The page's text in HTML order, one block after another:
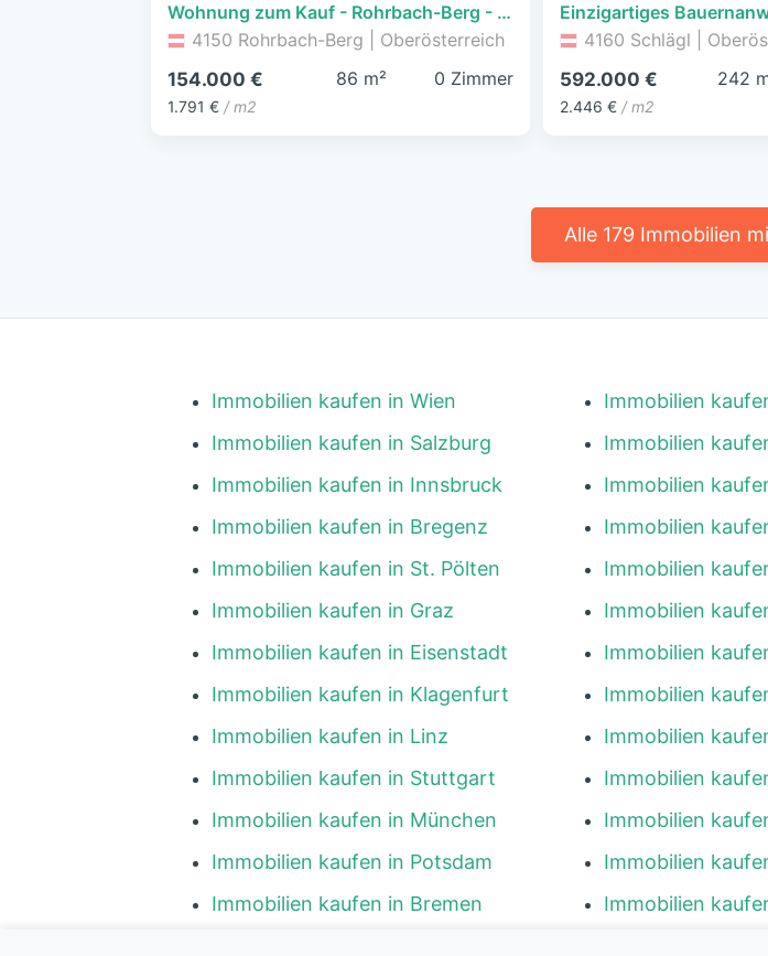
Wohnung zum Kauf - Rohrbach-Berg - 154.000 € - 86 m²
4150 Rohrbach-Berg | Oberösterreich
154.000 €
1.791 € / m2
86 m² 0 Zimmer
4160 Schlägl |
592.000 €
2.446 €/ m2
242
Alle 179 Immobilien
Immobilien kaufen in Wien
Immobilien kaufen in Salzburg
Immobilien kaufen in Innsbruck
Immobilien kaufen in Bregenz
Immobilien kaufen in St. Pölten
Immobilien kaufen in Graz
Immobilien kaufen in Eisenstadt
Immobilien kaufen in Klagenfurt
Immobilien kaufen in Linz
Immobilien kaufen in Stuttgart
Immobilien kaufen in München
Immobilien kaufen in Potsdam
Immobilien kaufen in Bremen
Immobilien
Immobilien
Immobilien
Immobilien
Immobilien
Immobilien
Immobilien
Immobilien
Immobilien
Immobilien
Immobilien
Immobilien
Immobilien